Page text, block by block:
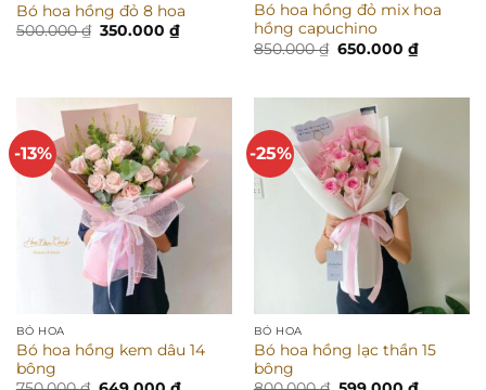
Bó hoa hồng đỏ 8 hoa
500.000₫ Giá
350.000 ₫Giá
hiện
Bó hoa hồng đỏ mix hoa
hồng capuchino
850.000₫ Giá
650.000 ₫Giá
hiện
-13%
BÓ HOA
Bó hoa hồng kem dâu 14
bông
-25%
BÓ HOA
Bó hoa hồng lạc thần 15
bông